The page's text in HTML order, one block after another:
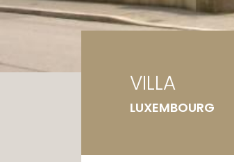
VILLA
LUXEMBOURG